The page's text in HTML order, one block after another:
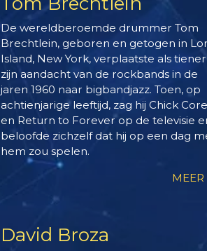
De wereldberoemde drummer Tom
Brechtlein, geboren en getogen in
Island, New York, verplaatste als tiener
zijn aandacht van de rockbands in de
jaren 1960 naar bigbandjazz. Toen, op
achtienjarige leeftijd, zag hij Chick
en Return to Forever op de televisie
beloofde zichzelf dat hij op een dag
hem zou spelen.
MEER
David Broza